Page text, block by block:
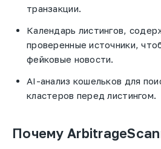
транзакции.
Календарь листингов,
проверенные источники,
фейковые новости.
AI-анализ кошельков для
кластеров перед листингом.
Почему